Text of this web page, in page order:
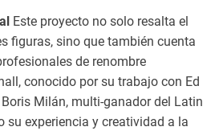
Este proyecto no solo resalta el
figuras, sino que también cuenta
de renombre
conocido por su trabajo con Ed
Milán, multi-ganador del Latin
su experiencia y creatividad a la